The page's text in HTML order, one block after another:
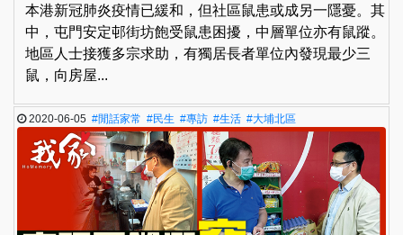
本港新冠肺炎疫情已緩和，但社區鼠患或成另一隱憂。其
中，屯門安定邨街坊飽受鼠患困擾，中層單位亦有鼠蹤。
地區人士接獲多宗求助，有獨居長者單位內發現最少三
鼠，向房屋...
2020-06-05#閒話家常 #民生 #專訪 #生活 #大埔北區